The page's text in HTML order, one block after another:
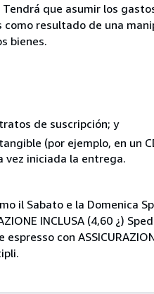
que asumir los
resultado de una
bienes.
de suscripción; y
(por ejemplo, en un
vez iniciada la entrega.
il Sabato e la Domenica
INCLUSA (4,60 ¿)
con